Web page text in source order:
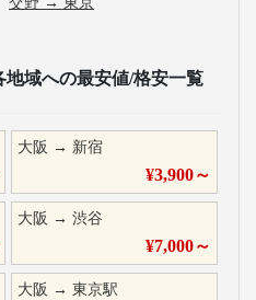
地域への最安値/格安一覧
大阪 → 新宿
¥3,900～
大阪 →渋谷
¥7,000～
大阪 →東京駅